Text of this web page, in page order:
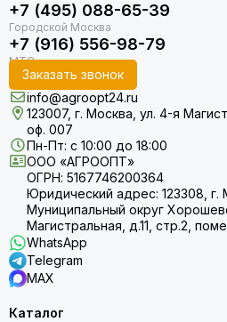
+7 (495) 088-65-39
+7 (916) 556-98-79
Заказать звонок
info@agroopt24.ru
123007, г. Москва, ул. 4-я
оф. 007
Пн-Пт: с 10:00 до 18:00
ООО «АГРООПТ»
ОГРН: 5167746200364
Юридический адрес: 123308, г.
Муниципальный округ
Магистральная, д.11, стр.2,
WhatsApp
Telegram
MAX
Каталог